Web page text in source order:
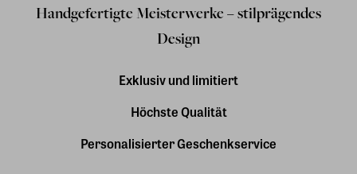
Handgefertigte Meisterwerke – stilprägendes
Design
Exklusiv und limitiert
Höchste Qualität
Personalisierter Geschenkservice